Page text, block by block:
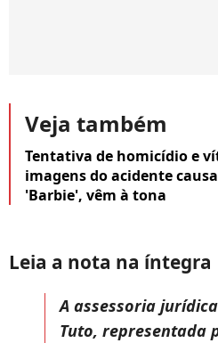
Veja também
Tentativa de homicídio e
imagens do acidente
'Barbie', vêm à tona
Leia a nota na íntegra
A assessoria
Tuto, representada